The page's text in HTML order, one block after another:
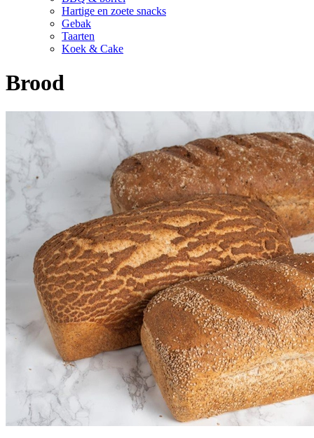
Hartige en zoete snacks
Gebak
Taarten
Koek & Cake
Brood